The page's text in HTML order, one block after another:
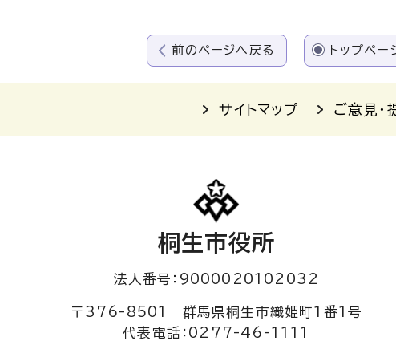
前のページへ戻る トップペー
サイトマップ ご意見・
桐生市役所
法人番号：9000020102032
〒376-8501 群馬県桐生市織姫町1番1号
代表電話：0277-46-1111